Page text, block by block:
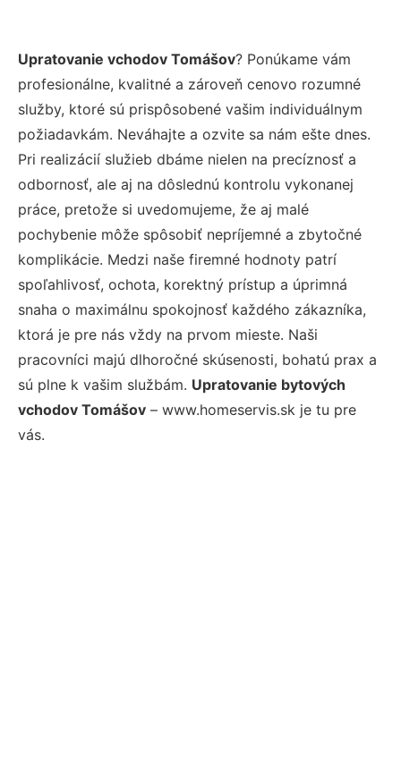
Upratovanie vchodov Tomášov? Ponúkame vám
profesionálne, kvalitné a zároveň cenovo rozumné
služby, ktoré sú prispôsobené vašim individuálnym
požiadavkám. Neváhajte a ozvite sa nám ešte dnes.
Pri realizácií služieb dbáme nielen na precíznosť a
odbornosť, ale aj na dôslednú kontrolu vykonanej
práce, pretože si uvedomujeme, že aj malé
pochybenie môže spôsobiť nepríjemné a zbytočné
komplikácie. Medzi naše firemné hodnoty patrí
spoľahlivosť, ochota, korektný prístup a úprimná
snaha o maximálnu spokojnosť každého zákazníka,
ktorá je pre nás vždy na prvom mieste. Naši
pracovníci majú dlhoročné skúsenosti, bohatú prax a
sú plne k vašim službám. Upratovanie bytových
vchodov Tomášov – www.homeservis.sk je tu pre
vás.